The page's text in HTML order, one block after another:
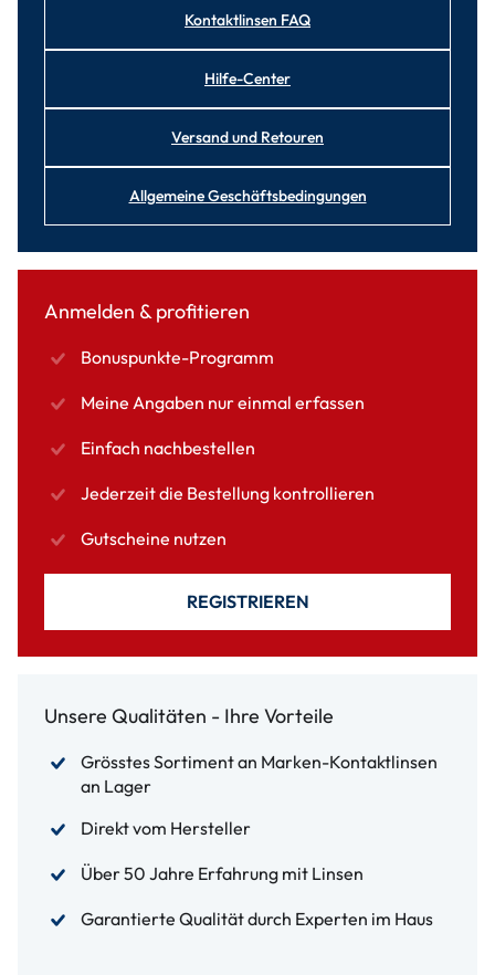
Kontaktlinsen FAQ
Hilfe-Center
Versand und Retouren
Allgemeine Geschäftsbedingungen
Anmelden & profitieren
Bonuspunkte-Programm
Meine Angaben nur einmal erfassen
Einfach nachbestellen
Jederzeit die Bestellung kontrollieren
Gutscheine nutzen
REGISTRIEREN
Unsere Qualitäten - Ihre Vorteile
Grösstes Sortiment an Marken-Kontaktlinsen
an Lager
Direkt vom Hersteller
Über 50 Jahre Erfahrung mit Linsen
Garantierte Qualität durch Experten im Haus